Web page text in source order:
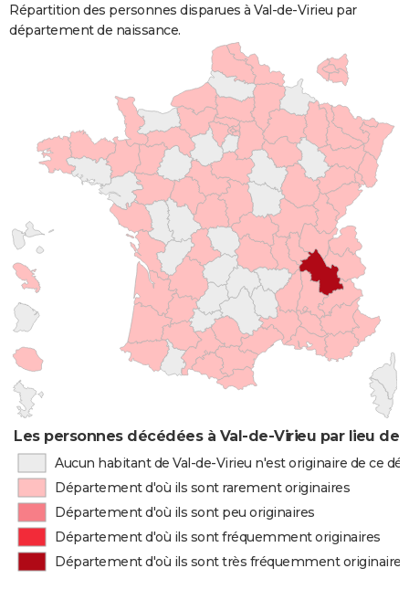
Répartition des personnes disparues à Val-de-Virieu par
département de naissance.
Les personnes décédées à Val-de-Virieu par lieu de
Aucun habitant de Val-de-Virieu n'est originaire de ce
Département d'où ils sont rarement originaires
Département d'où ils sont peu originaires
Département d'où ils sont fréquemment originaires
Département d'où ils sont très fréquemment originaires